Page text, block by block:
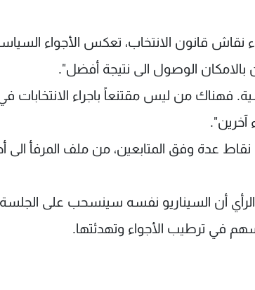
نقاش قانون الانتخاب، تعكس الأجواء
بالامكان الوصول الى نتيجة أفضل".
آخرين".
عدة وفق المتابعين، من ملف المرفأ الى
أن السيناريو نفسه سينسحب على
في ترطيب الأجواء وتهدئتها.